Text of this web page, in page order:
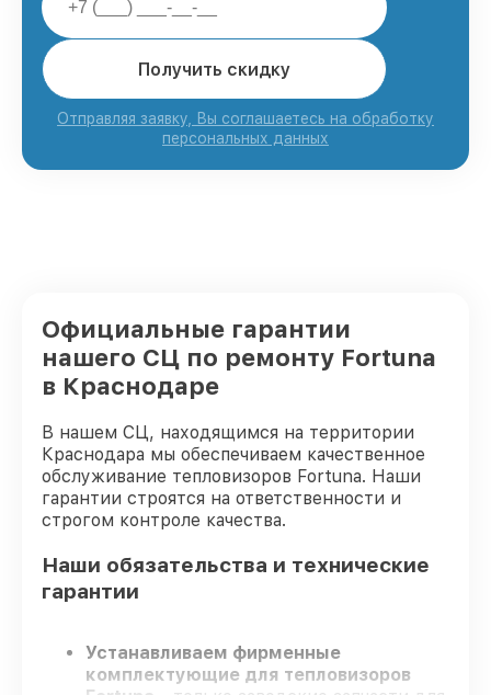
Получить скидку
Отправляя заявку, Вы соглашаетесь на обработку
персональных данных
Официальные гарантии
нашего СЦ по ремонту Fortuna
в Краснодаре
В нашем СЦ, находящимся на территории
Краснодара мы обеспечиваем качественное
обслуживание тепловизоров Fortuna. Наши
гарантии строятся на ответственности и
строгом контроле качества.
Наши обязательства и технические
гарантии
Устанавливаем фирменные
комплектующие для тепловизоров